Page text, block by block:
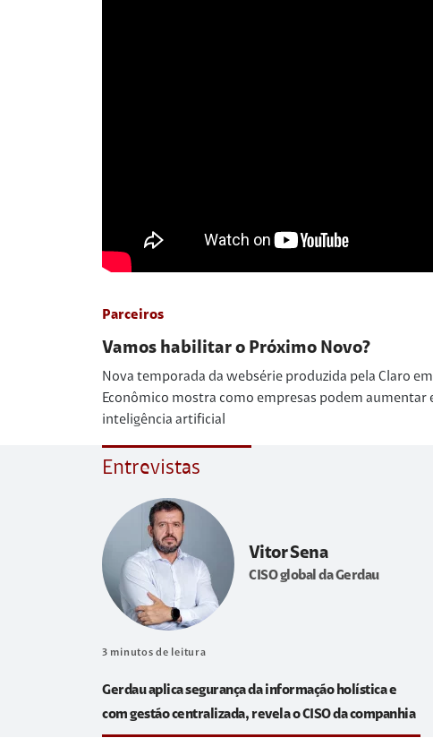
Parceiros
Vamos habilitar o Próximo Novo?
Nova temporada da websérie produzida pela Claro
Econômico mostra como empresas podem aumentar
inteligência artificial
Entrevistas
Vitor Sena
CISO global da Gerdau
3 minutos de leitura
Gerdau aplica segurança da informação holística e
com gestão centralizada, revela o CISO da companhia